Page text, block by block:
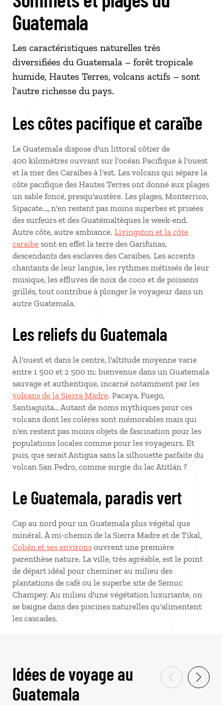
Guatemala
Les caractéristiques naturelles très
diversifiées du Guatemala – forêt tropicale
humide, Hautes Terres, volcans actifs – sont
l'autre richesse du pays.
Les côtes pacifique et caraïbe
Le Guatemala dispose d'un littoral côtier de
400 kilomètres ouvrant sur l'océan Pacifique à l'ouest
et la mer des Caraïbes à l'est. Les volcans qui sépare la
côte pacifique des Hautes Terres ont donné aux plages
un sable foncé, presqu'austère. Les plages, Monterrico,
Sipacate…, n'en restent pas moins superbes et prisées
des surfeurs et des Guatémaltèques le week-end.
Autre côte, autre ambiance. Livingston et la côte
caraïbe sont en effet la terre des Garifunas,
descendants des esclaves des Caraïbes. Les accents
chantants de leur langue, les rythmes métissés de leur
musique, les effluves de noix de coco et de poissons
grillés, tout contribue à plonger le voyageur dans un
autre Guatemala.
Les reliefs du Guatemala
À l'ouest et dans le centre, l'altitude moyenne varie
entre 1 500 et 2 500 m: bienvenue dans un Guatemala
sauvage et authentique, incarné notamment par les
volcans de la Sierra Madre. Pacaya, Fuego,
Santiaguita… Autant de noms mythiques pour ces
volcans dont les colères sont mémorables mais qui
n'en restent pas moins objets de fascination pour les
populations locales comme pour les voyageurs. Et
puis, que serait Antigua sans la silhouette parfaite du
volcan San Pedro, comme surgie du lac Atitlán ?
Le Guatemala, paradis vert
Cap au nord pour un Guatemala plus végétal que
minéral. À mi-chemin de la Sierra Madre et de Tikal,
Cobán et ses environs ouvrent une première
parenthèse nature. La ville, très agréable, est le point
de départ idéal pour cheminer au milieu des
plantations de café ou le superbe site de Semuc
Champey. Au milieu d'une végétation luxuriante, on
se baigne dans des piscines naturelles qu'alimentent
les cascades.
Idées de voyage au
Guatemala